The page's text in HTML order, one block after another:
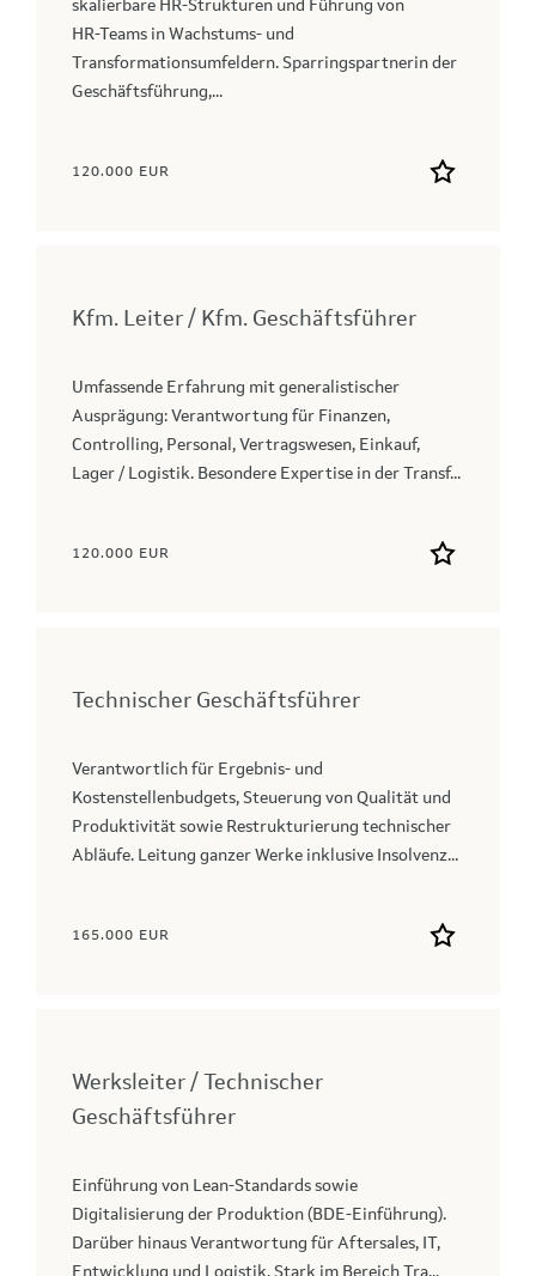
skalierbare HR‑Strukturen und Führung von
HR‑Teams in Wachstums‑ und
Transformationsumfeldern. Sparringspartnerin der
Geschäftsführung,...
120.000 EUR
Kfm. Leiter / Kfm. Geschäftsführer
Umfassende Erfahrung mit generalistischer
Ausprägung: Verantwortung für Finanzen,
Controlling, Personal, Vertragswesen, Einkauf,
Lager / Logistik. Besondere Expertise in der Transf...
120.000 EUR
Technischer Geschäftsführer
Verantwortlich für Ergebnis- und
Kostenstellenbudgets, Steuerung von Qualität und
Produktivität sowie Restrukturierung technischer
Abläufe. Leitung ganzer Werke inklusive Insolvenz...
165.000 EUR
Werksleiter / Technischer
Geschäftsführer
Einführung von Lean-Standards sowie
Digitalisierung der Produktion (BDE-Einführung).
Darüber hinaus Verantwortung für Aftersales, IT,
Entwicklung und Logistik. Stark im Bereich Tra...